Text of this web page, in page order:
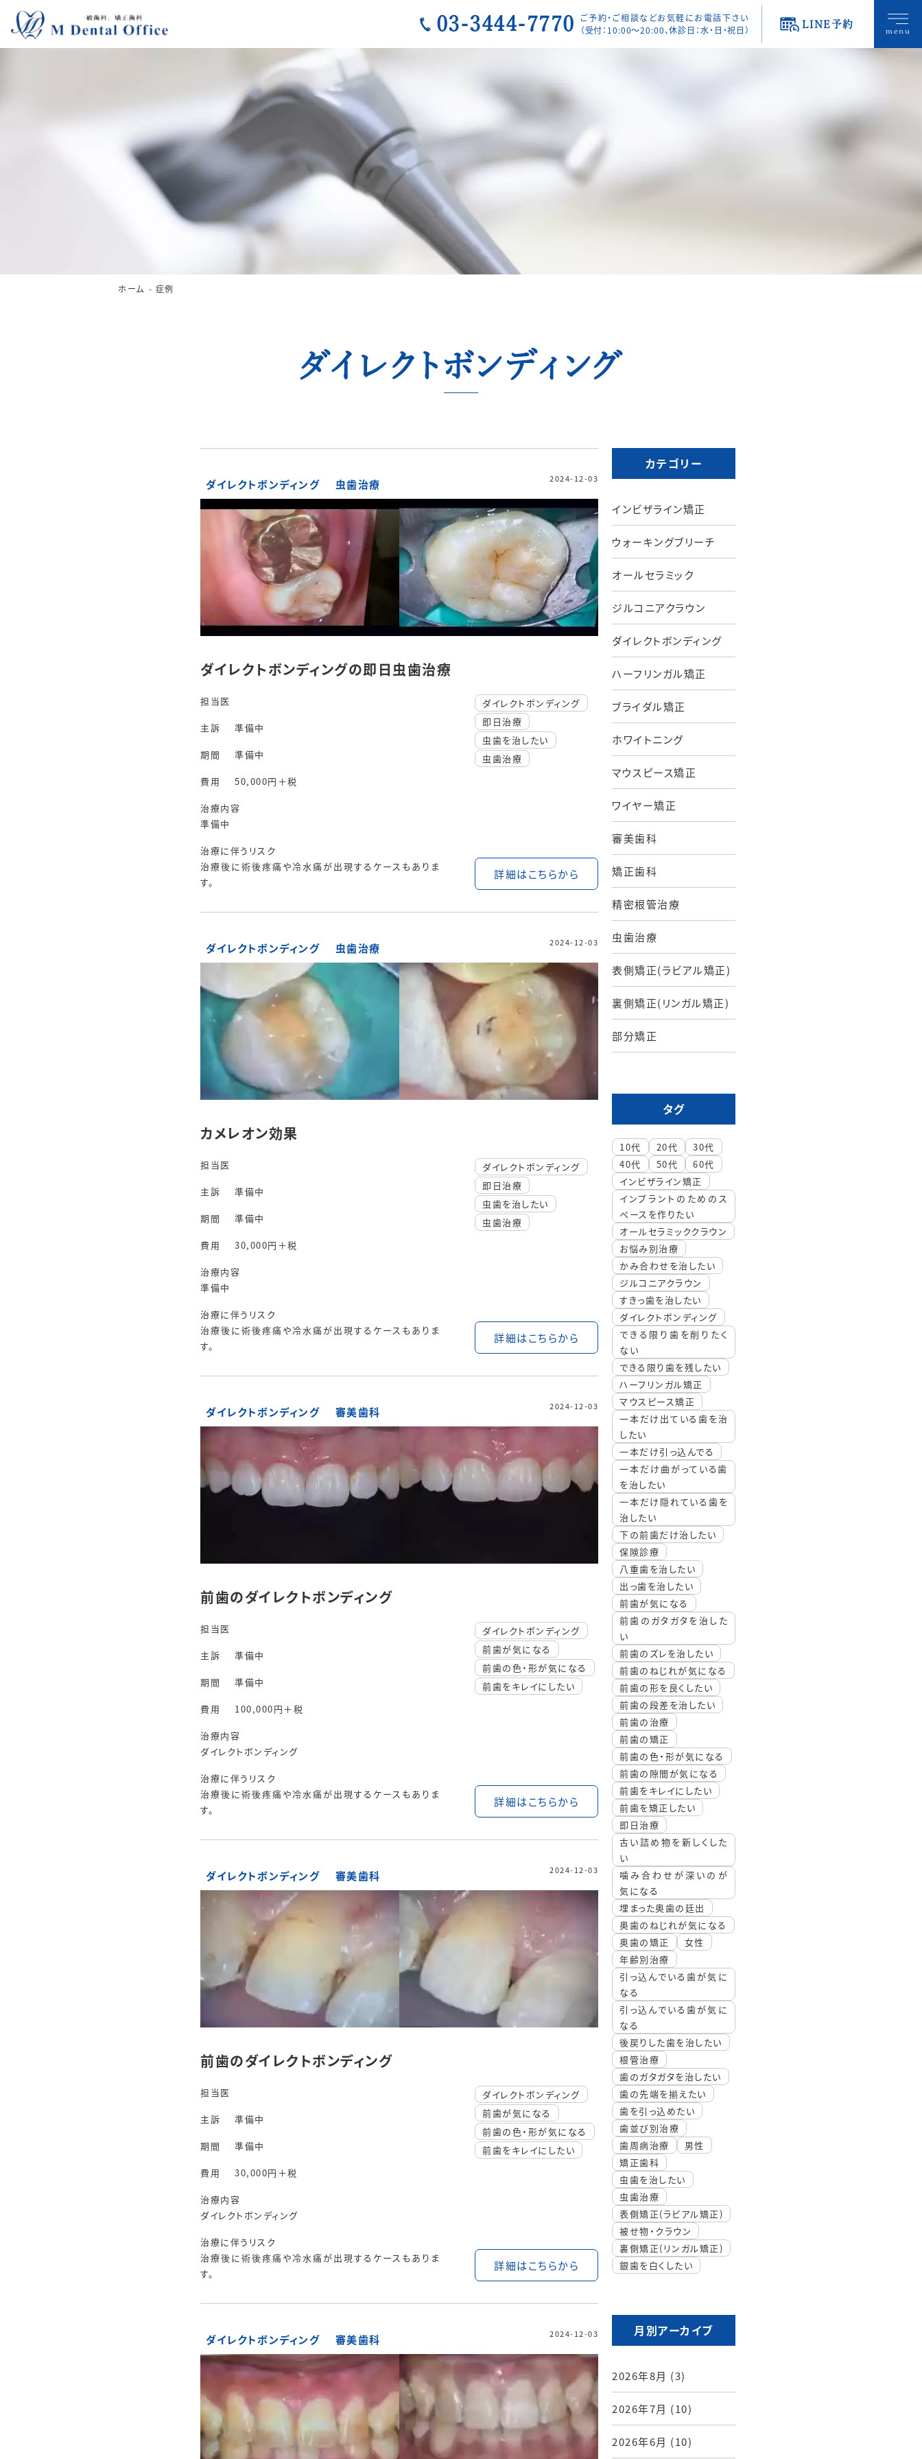
03-3444-7770 ご予約・ご相談などお気軽にお電話下さい
（受付：10:00〜20:00、休診日：水・日・祝日）
LINE予約
ホーム 症例
ダイレクトボンディング
ダイレクトボンディング 虫歯治療 2024-12-03
ダイレクトボンディングの即日虫歯治療
担当医
主訴 準備中
期間 準備中
費用 50,000円＋税
治療内容
準備中
治療に伴うリスク
治療後に術後疼痛や冷水痛が出現するケースもありま
す。
ダイレクトボンディング
即日治療
虫歯を治したい
虫歯治療
詳細はこちらから
ダイレクトボンディング 虫歯治療 2024-12-03
カメレオン効果
担当医
主訴 準備中
期間 準備中
費用 30,000円＋税
治療内容
準備中
治療に伴うリスク
治療後に術後疼痛や冷水痛が出現するケースもありま
す。
ダイレクトボンディング
即日治療
虫歯を治したい
虫歯治療
詳細はこちらから
ダイレクトボンディング 審美歯科 2024-12-03
前歯のダイレクトボンディング
担当医
主訴 準備中
期間 準備中
費用 100,000円＋税
治療内容
ダイレクトボンディング
治療に伴うリスク
治療後に術後疼痛や冷水痛が出現するケースもありま
す。
ダイレクトボンディング
前歯が気になる
前歯の色・形が気になる
前歯をキレイにしたい
詳細はこちらから
ダイレクトボンディング 審美歯科 2024-12-03
前歯のダイレクトボンディング
担当医
主訴 準備中
期間 準備中
費用 30,000円＋税
治療内容
ダイレクトボンディング
治療に伴うリスク
治療後に術後疼痛や冷水痛が出現するケースもありま
す。
ダイレクトボンディング
前歯が気になる
前歯の色・形が気になる
前歯をキレイにしたい
詳細はこちらから
ダイレクトボンディング 審美歯科 2024-12-03
カテゴリー
インビザライン矯正
ウォーキングブリーチ
オールセラミック
ジルコニアクラウン
ダイレクトボンディング
ハーフリンガル矯正
ブライダル矯正
ホワイトニング
マウスピース矯正
ワイヤー矯正
審美歯科
矯正歯科
精密根管治療
虫歯治療
表側矯正(ラビアル矯正)
裏側矯正(リンガル矯正)
部分矯正
タグ
10代 20代
30代
40代
50代
60代
インビザライン矯正
インプラントのためのス
ペースを作りたい
オールセラミッククラウン
お悩み別治療
かみ合わせを治したい
ジルコニアクラウン
すきっ歯を治したい
ダイレクトボンディング
できる限り歯を削りたく
ない
できる限り歯を残したい
ハーフリンガル矯正
マウスピース矯正
一本だけ出ている歯を治
したい
一本だけ引っ込んでる
一本だけ曲がっている歯
を治したい
一本だけ隠れている歯を
治したい
下の前歯だけ治したい
保険診療
八重歯を治したい
出っ歯を治したい
前歯が気になる
前歯のガタガタを治した
い
前歯のズレを治したい
前歯のねじれが気になる
前歯の形を良くしたい
前歯の段差を治したい
前歯の治療
前歯の矯正
前歯の色・形が気になる
前歯の隙間が気になる
前歯をキレイにしたい
前歯を矯正したい
即日治療
古い詰め物を新しくした
い
噛み合わせが深いのが
気になる
埋まった奥歯の廷出
奥歯のねじれが気になる
奥歯の矯正
女性
年齢別治療
引っ込んでいる歯が気に
なる
引っ込んでいる歯が気に
なる
後戻りした歯を治したい
根管治療
歯のガタガタを治したい
歯の先端を揃えたい
歯を引っ込めたい
歯並び別治療
歯周病治療
男性
矯正歯科
虫歯を治したい
虫歯治療
表側矯正(ラビアル矯正)
被せ物・クラウン
裏側矯正(リンガル矯正)
銀歯を白くしたい
月別アーカイブ
2026年8月 (3)
2026年7月 (10)
2026年6月 (10)
menu